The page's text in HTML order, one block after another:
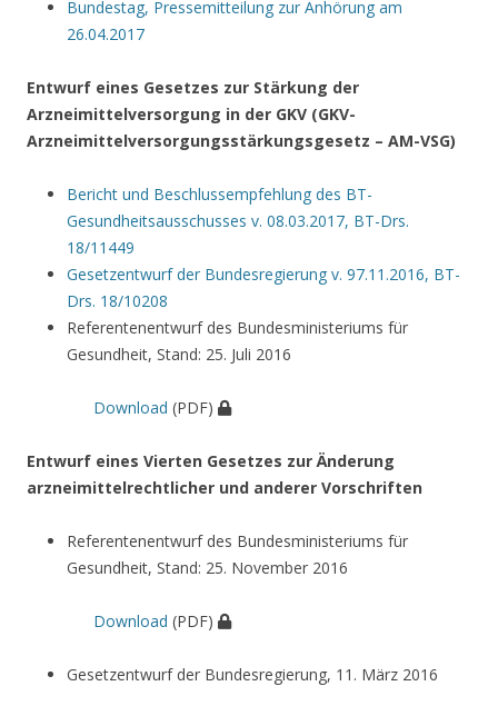
Bundestag, Pressemitteilung zur Anhörung am
26.04.2017
Entwurf eines Gesetzes zur Stärkung der
Arzneimittelversorgung in der GKV (GKV-
Arzneimittelversorgungsstärkungsgesetz – AM-VSG)
Bericht und Beschlussempfehlung des BT-
Gesundheitsausschusses v. 08.03.2017, BT-Drs.
18/11449
Gesetzentwurf der Bundesregierung v. 97.11.2016, BT-
Drs. 18/10208
Referentenentwurf des Bundesministeriums für
Gesundheit, Stand: 25. Juli 2016
Download (PDF)
Entwurf eines Vierten Gesetzes zur Änderung
arzneimittelrechtlicher und anderer Vorschriften
Referentenentwurf des Bundesministeriums für
Gesundheit, Stand: 25. November 2016
Download (PDF)
Gesetzentwurf der Bundesregierung, 11. März 2016